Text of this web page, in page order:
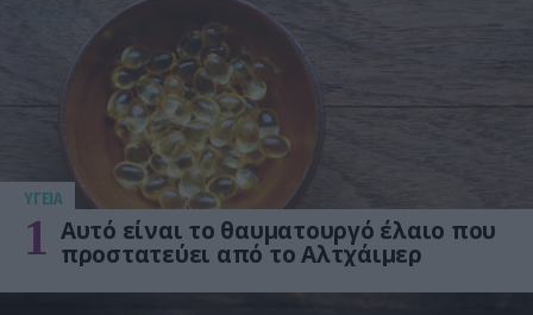
ΥΓΕΙΑ
1 Αυτό είναι το θαυματουργό έλαιο που
προστατεύει από το Αλτχάιμερ